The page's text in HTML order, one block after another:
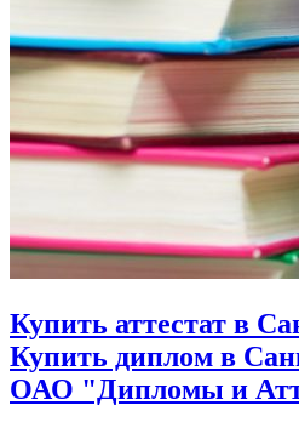
Купить аттестат в
Купить диплом в
ОАО "Дипломы и